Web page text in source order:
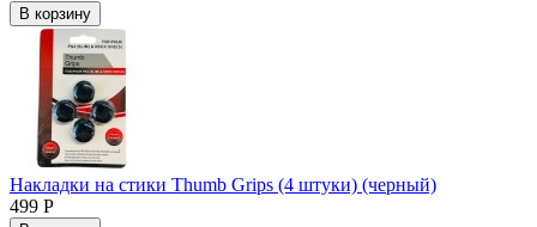
В корзину
Накладки на стики Thumb Grips (4 штуки) (черный)
499 Р